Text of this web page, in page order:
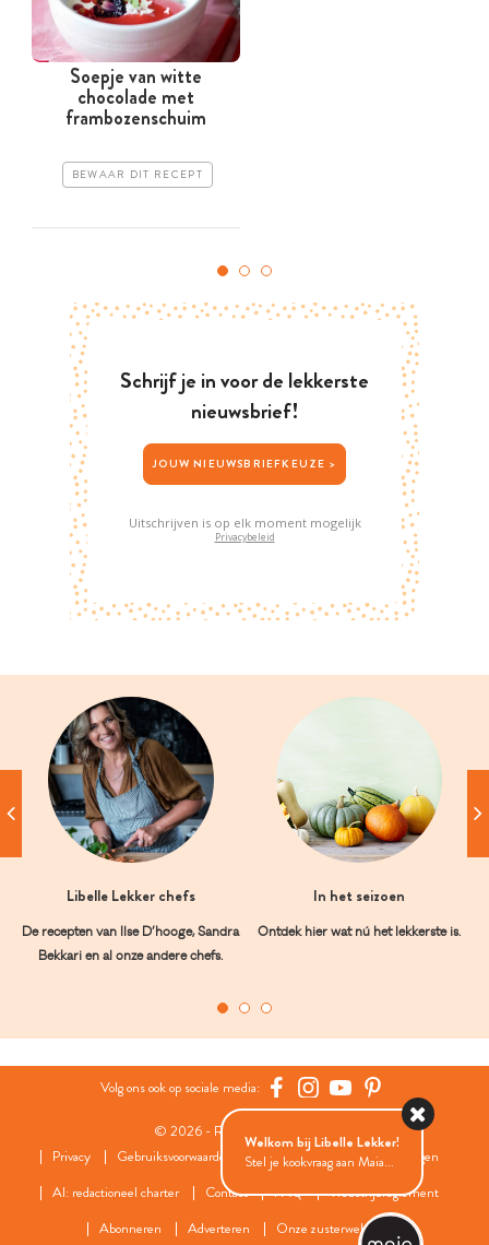
Soepje van witte
chocolade met
frambozenschuim
BEWAAR DIT RECEPT
Schrijf je in voor de lekkerste
nieuwsbrief!
JOUW NIEUWSBRIEFKEUZE >
Uitschrijven is op elk moment mogelijk
Privacybeleid
Libelle Lekker chefs
De recepten van Ilse D’hooge, Sandra
Bekkari en al onze andere chefs.
In het seizoen
Ontdek hier wat nú het lekkerste is.
Volg ons ook op sociale media:
© 2026 - Roularta Media Group
Privacy
Gebruiksvoorwaarden Cookies
Cookies instellingen
AI: redactioneel charter
Contact FAQ
Wedstrijdreglement
Abonneren
Adverteren Onze zusterwebsites
Welkom bij Libelle Lekker!
Stel je kookvraag aan Maia...